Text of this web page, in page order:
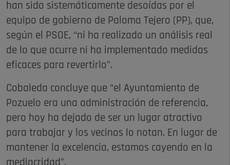
han sido sistemáticamente desoídas por el
equipo de gobierno de Paloma Tejero (PP), que,
según el PSOE, “ni ha realizado un análisis real
de lo que ocurre ni ha implementado medidas
eficaces para revertirlo”.
Cobaleda concluye que “el Ayuntamiento de
Pozuelo era una administración de referencia,
pero hoy ha dejado de ser un lugar atractivo
para trabajar y los vecinos lo notan. En lugar de
mantener la excelencia, estamos cayendo en la
mediocridad”.